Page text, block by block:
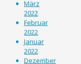
März
2022
Februar
2022
Januar
2022
Dezember